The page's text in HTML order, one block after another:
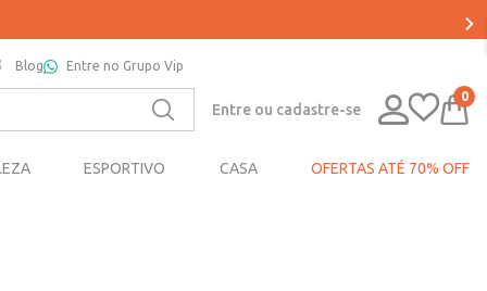
Blog Entre no Grupo Vip
Entre ou cadastre-se
0
ESPORTIVO CASA OFERTAS ATÉ 70% OFF